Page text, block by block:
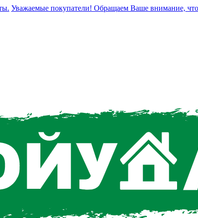
Уважаемые покупатели! Обращаем Ваше внимание, что с